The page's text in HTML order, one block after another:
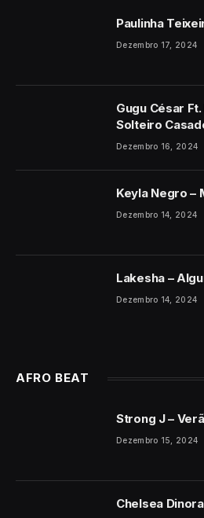
Paulinha
Dezembro 17, 2024
Gugu César
Solteiro
Dezembro 16, 2024
Keyla Negro –
Dezembro 14, 2024
Lakesha –
Dezembro 14, 2024
AFRO BEAT
Strong J –
Dezembro 15, 2024
Chelsea